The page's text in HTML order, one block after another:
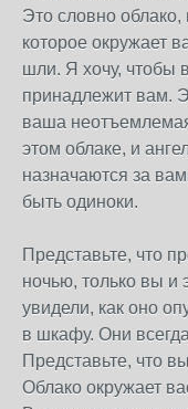
Это словно
которое окружает
шли. Я хочу, чтобы
принадлежит вам.
ваша
этом облаке, и
назначаются за
быть одиноки.
Представьте, что
ночью, только вы и
увидели, как оно
в шкафу. Они
Представьте, что
Облако окружает